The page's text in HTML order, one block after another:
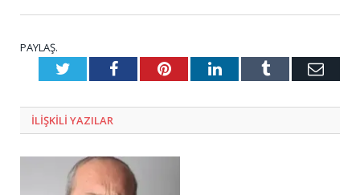
PAYLAŞ.
TwitterFacebookPinterestLinkedInTumblr E-
ILIŞKILI YAZILAR